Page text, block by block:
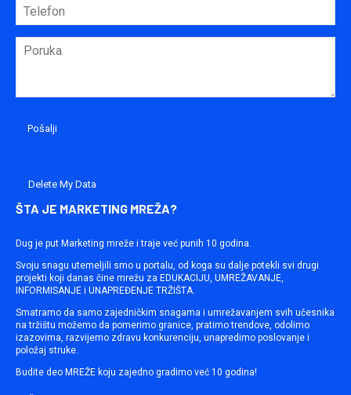
Delete My Data
ŠTA JE MARKETING MREŽA?
Dug je put Marketing mreže i traje već punih 10 godina.
Svoju snagu utemeljili smo u portalu, od koga su dalje potekli svi drugi
projekti koji danas čine mrežu za EDUKACIJU, UMREŽAVANJE,
INFORMISANJE i UNAPREĐENJE TRŽIŠTA.
Smatramo da samo zajedničkim snagama i umrežavanjem svih učesnika
na tržištu možemo da pomerimo granice, pratimo trendove, odolimo
izazovima, razvijemo zdravu konkurenciju, unapredimo poslovanje i
položaj struke.
Budite deo MREŽE koju zajedno gradimo već 10 godina!